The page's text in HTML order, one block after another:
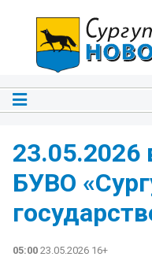
23.05.2026
БУВО
05:00 23.05.2026 16+